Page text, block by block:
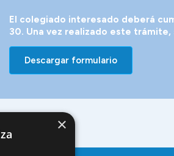
El colegiado interesado deberá
30. Una vez realizado este
Descargar formulario
×